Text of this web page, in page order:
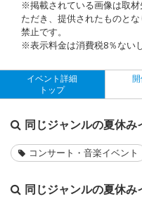
※掲載されている画像は取
ただき、提供されたものと
禁止です。
※表示料金は消費税8％ない
イベント詳細
トップ
同じジャンルの夏休み
コンサート・音楽イベント
同じジャンルの夏休み